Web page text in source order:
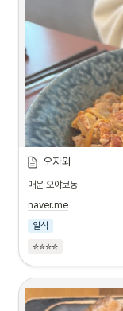
오자와
매운 오야코동
naver.me
일식
⭐⭐⭐⭐